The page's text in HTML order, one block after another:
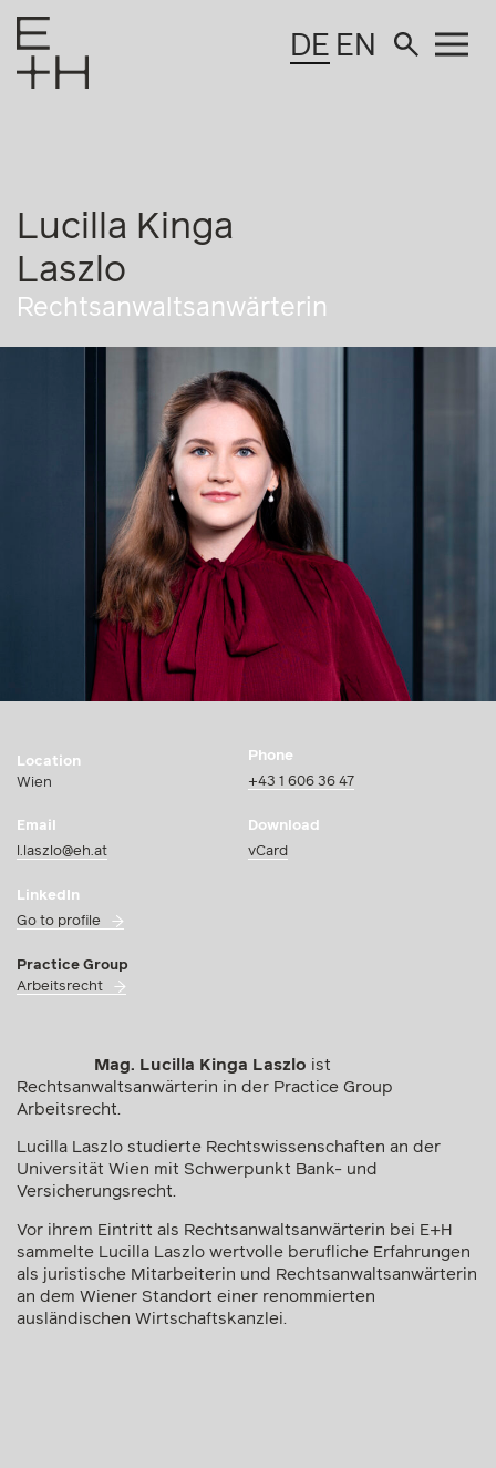
DE EN
Lucilla Kinga
Laszlo
Rechtsanwaltsanwärterin
Location
Wien
Phone
+43 1 606 36 47
Email
l.laszlo@eh.at
Download
vCard
LinkedIn
Go to profile
Practice Group
Arbeitsrecht
Mag. Lucilla Kinga Laszlo ist
Rechtsanwaltsanwärterin in der Practice Group
Arbeitsrecht.
Lucilla Laszlo studierte Rechtswissenschaften an der
Universität Wien mit Schwerpunkt Bank- und
Versicherungsrecht.
Vor ihrem Eintritt als Rechtsanwaltsanwärterin bei E+H
sammelte Lucilla Laszlo wertvolle berufliche Erfahrungen
als juristische Mitarbeiterin und Rechtsanwaltsanwärterin
an dem Wiener Standort einer renommierten
ausländischen Wirtschaftskanzlei.